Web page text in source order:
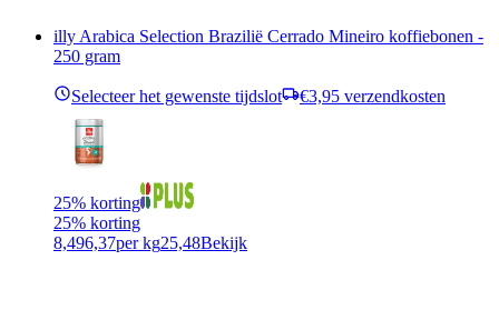
illy Arabica Selection Brazilië Cerrado Mineiro koffiebonen -
250 gram
Selecteer het gewenste tijdslot €3,95 verzendkosten
25% korting
25% korting
8,496,37per kg25,48Bekijk